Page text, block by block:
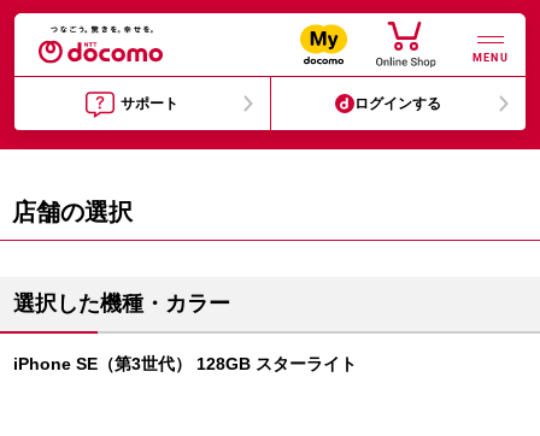
MENU
サポート ログインする
店舗の選択
選択した機種・カラー
iPhone SE（第3世代） 128GB スターライト